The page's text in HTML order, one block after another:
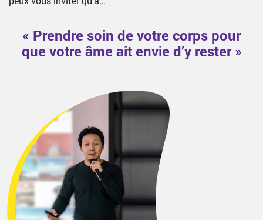
« Prendre soin de votre corps pour
que votre âme ait envie d’y rester »